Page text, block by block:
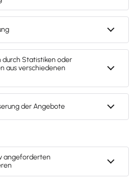
zu den automatisierten
Wir zeigen, wie es geht.
aus Online-
Onboarding
Möglichkeiten, die
bleiben: Zeitersparnis,